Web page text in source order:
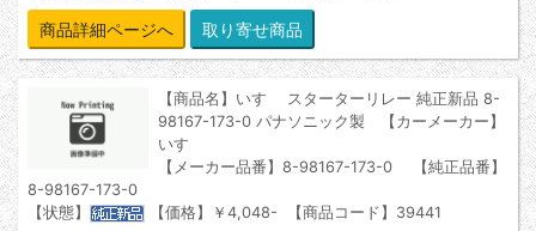
商品詳細ページへ
【商品名】いすゞ スターターリレー 純正新品 8-
98167-173-0 パナソニック製 【カーメーカー】
いすゞ
【メーカー品番】8-98167-173-0 【純正品番】
8-98167-173-0
【状態】
【価格】￥4,048- 【商品コード】39441